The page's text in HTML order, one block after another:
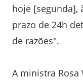
hoje [segunda],
prazo de 24h
de razões".
A ministra Rosa